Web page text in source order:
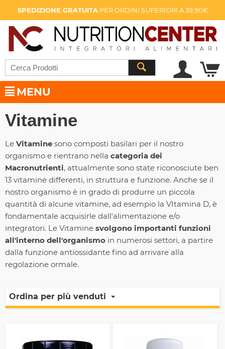
SPEDIZIONE GRATUITAPER ORDINI SUPERIORI A 39,90€
MENU
Vitamine
Le Vitamine sono composti basilari per il nostro
organismo e rientrano nella categoria dei
Macronutrienti, attualmente sono state riconosciute ben
13 vitamine differenti, in struttura e funzione. Anche se il
nostro organismo è in grado di produrre un piccola
quantità di alcune vitamine, ad esempio la VItamina D, è
fondamentale acquisirle dall'alimentazione e/o
integratori. Le Vitamine svolgono importanti funzioni
all'interno dell'organismo in numerosi settori, a partire
dalla funzione antiossidante fino ad arrivare alla
regolazione ormale.
Ordina per più venduti